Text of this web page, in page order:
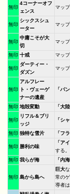
無印
4コーナーオフ
ェンス
マッ
無印
シックスシュ
ーター
マッ
無印
中庸こそが大
切
マッ
無印 十戒 マッ
無印
ダーティー・
ダズン
マッ
無印
アルフレー
ト・ヴェーゲ
ナーの遺産
「パ
無印 地殻変動 「大陸
無印
リフル＆ブリ
ッジ
「シ
無印 独特な雪片 「フ
無印 勝利の味
「ア
する。
無印 我らが海 「内海
無印 島から島へ
巨大な
常の
導者は